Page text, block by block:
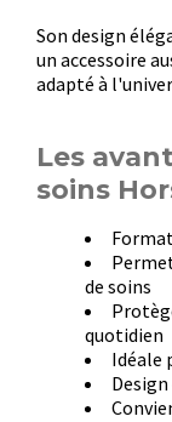
Son design
un accessoire
adapté à
Les
soins
de soins
quotidien
Idéale